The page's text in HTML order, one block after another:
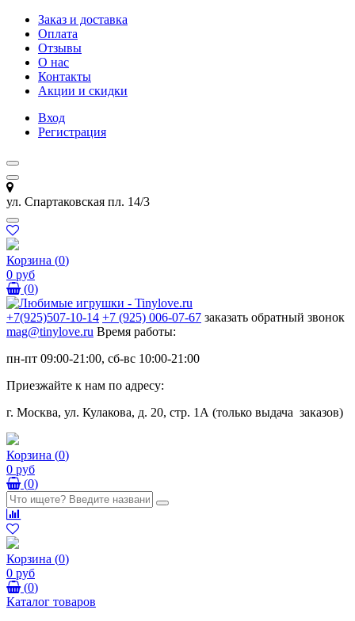
Заказ и доставка
Оплата
Отзывы
О нас
Контакты
Акции и скидки
Вход
Регистрация
ул. Спартаковская пл. 14/3
Корзина (0)
0 руб
(0)
+7(925)507-10-14 +7 (925) 006-07-67 заказать обратный звонок
mag@tinylove.ru Время работы:
пн-пт 09:00-21:00, сб-вс 10:00-21:00
Приезжайте к нам по адресу:
г. Москва, ул. Кулакова, д. 20, стр. 1А (только выдача заказов)
Корзина (0)
0 руб
(0)
Корзина (0)
0 руб
(0)
Каталог товаров